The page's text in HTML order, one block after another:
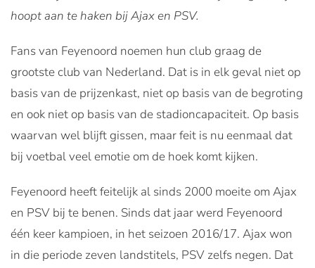
hoopt aan te haken bij Ajax en PSV.
Fans van Feyenoord noemen hun club graag de
grootste club van Nederland. Dat is in elk geval niet op
basis van de prijzenkast, niet op basis van de begroting
en ook niet op basis van de stadioncapaciteit. Op basis
waarvan wel blijft gissen, maar feit is nu eenmaal dat
bij voetbal veel emotie om de hoek komt kijken.
Feyenoord heeft feitelijk al sinds 2000 moeite om Ajax
en PSV bij te benen. Sinds dat jaar werd Feyenoord
één keer kampioen, in het seizoen 2016/17. Ajax won
in die periode zeven landstitels, PSV zelfs negen. Dat